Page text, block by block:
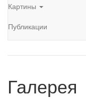
Картины
Публикации
Галерея